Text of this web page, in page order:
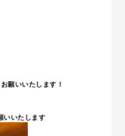
願いいたします！
いいたします